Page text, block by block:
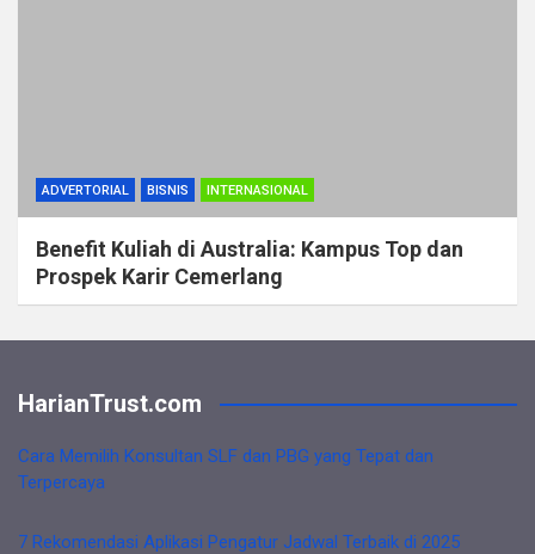
ADVERTORIAL BISNIS INTERNASIONAL
Benefit Kuliah di Australia: Kampus Top dan
Prospek Karir Cemerlang
HarianTrust.com
Cara Memilih Konsultan SLF dan PBG yang Tepat dan
Terpercaya
7 Rekomendasi Aplikasi Pengatur Jadwal Terbaik di 2025